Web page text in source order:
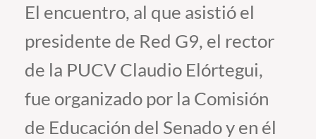
Admisión
Pregrado
Postgrado
Formación Continua
El encuentro, al que asistió el
presidente de Red G9, el rector
de la PUCV Claudio Elórtegui,
fue organizado por la Comisión
de Educación del Senado y en él